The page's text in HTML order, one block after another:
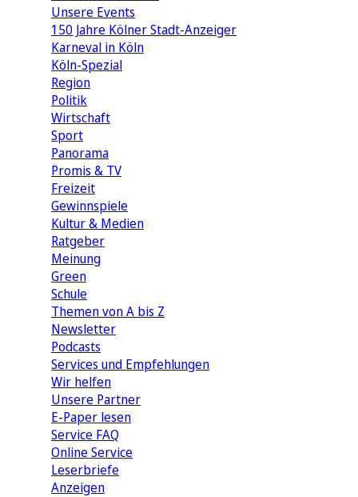
Unsere Events
150 Jahre Kölner Stadt-Anzeiger
Karneval in Köln
Köln-Spezial
Region
Politik
Wirtschaft
Sport
Panorama
Promis & TV
Freizeit
Gewinnspiele
Kultur & Medien
Ratgeber
Meinung
Green
Schule
Themen von A bis Z
Newsletter
Podcasts
Services und Empfehlungen
Wir helfen
Unsere Partner
E-Paper lesen
Service FAQ
Online Service
Leserbriefe
Anzeigen